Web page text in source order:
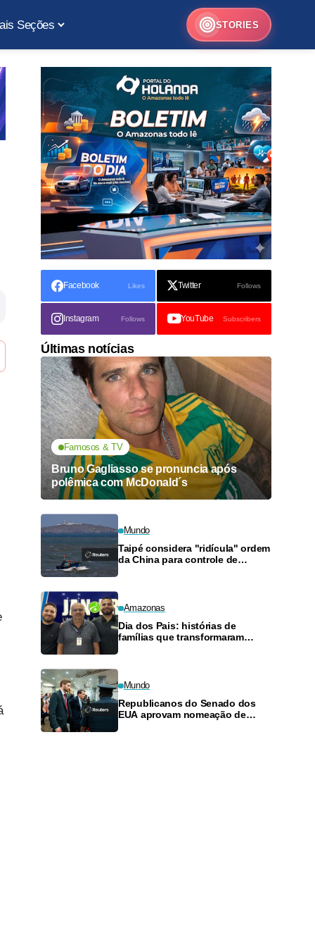
Seções STORIES
Facebook Likes Twitter Follows
Instagram Follows YouTube Subscribers
Últimas notícias
Famosos & TV
Bruno Gagliasso se pronuncia após
polêmica com McDonald´s
Mundo
Taipé considera "ridícula" ordem
da China para controle de
Amazonas
Dia dos Pais: histórias de
famílias que transformaram
Mundo
Republicanos do Senado dos
EUA aprovam nomeação de